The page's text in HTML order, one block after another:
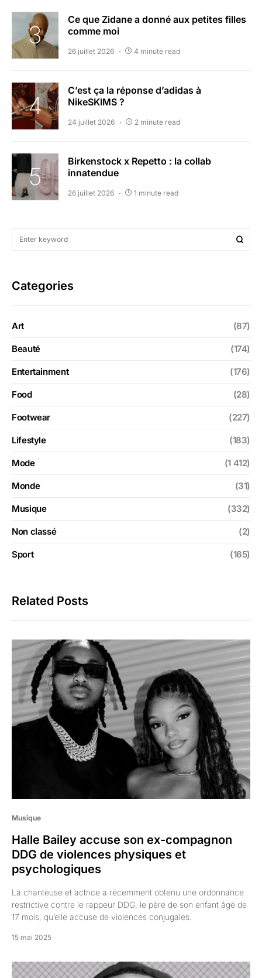
Ce que Zidane a donné aux petites filles
comme moi
26 juillet 2026 4 minute read
C’est ça la réponse d’adidas à
NikeSKIMS ?
24 juillet 2026 2 minute read
Birkenstock x Repetto : la collab
innatendue
26 juillet 2026 1 minute read
Categories
Art (87)
Beauté (174)
Entertainment (176)
Food (28)
Footwear (227)
Lifestyle (183)
Mode (1 412)
Monde (31)
Musique (332)
Non classé (2)
Sport (165)
Related Posts
Musique
Halle Bailey accuse son ex-compagnon
DDG de violences physiques et
psychologiques
La chanteuse et actrice a récemment obtenu une ordonnance
restrictive contre le rappeur DDG, le père de son enfant âgé de
17 mois, qu’elle accuse de violences conjugales.
15 mai 2025